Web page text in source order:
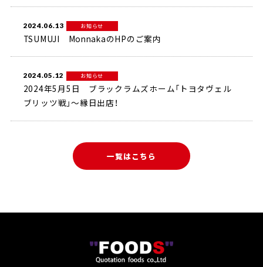
2024.06.13 お知らせ
TSUMUJI MonnakaのHPのご案内
2024.05.12 お知らせ
2024年5月5日 ブラックラムズホーム「トヨタヴェル
ブリッツ戦」～縁日出店！
一覧はこちら